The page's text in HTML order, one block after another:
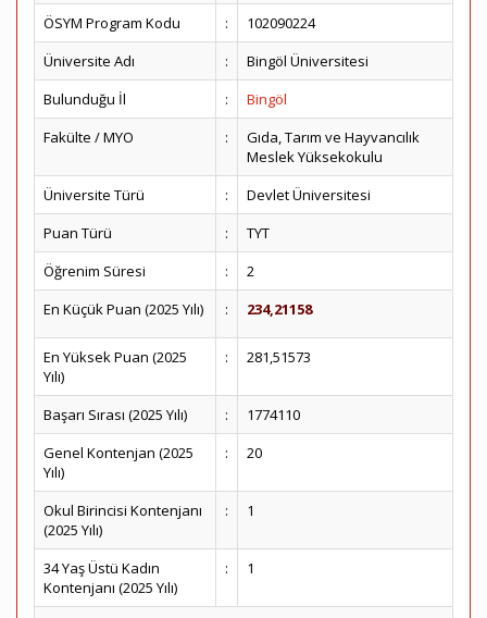
ÖSYM Program Kodu
:
102090224
Üniversite Adı
:
Bingöl Üniversitesi
Bulunduğu İl
:
Bingöl
Fakülte / MYO
:
Gıda, Tarım ve Hayvancılık
Meslek Yüksekokulu
Üniversite Türü
:
Devlet Üniversitesi
Puan Türü
:
TYT
Öğrenim Süresi
:
2
En Küçük Puan (2025 Yılı)
: 234,21158
En Yüksek Puan (2025
Yılı)
: 281,51573
Başarı Sırası (2025 Yılı) :
1774110
Genel Kontenjan (2025
Yılı)
: 20
Okul Birincisi Kontenjanı
(2025 Yılı)
: 1
34 Yaş Üstü Kadın
Kontenjanı (2025 Yılı)
: 1